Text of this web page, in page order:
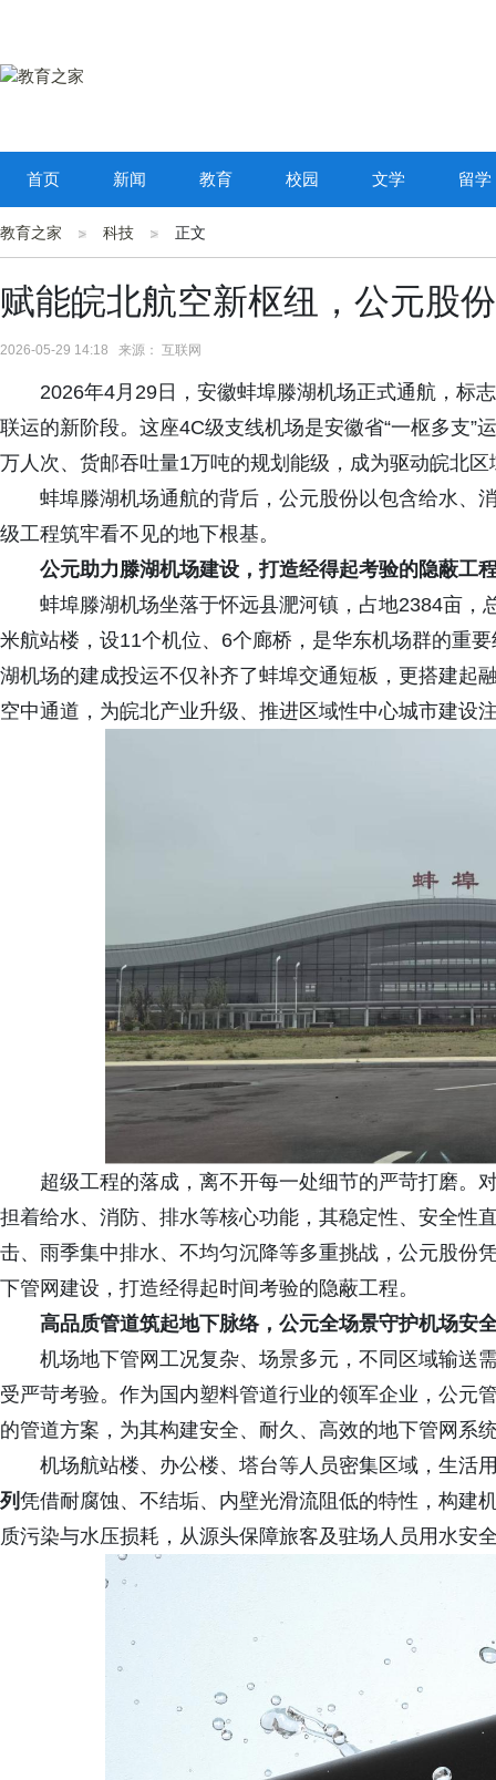
首页 新闻 教育 校园 文学 留学
教育之家 科技 正文
赋能皖北航空新枢纽，公元股
2026-05-29 14:18 来源： 互联网
2026年4月29日，安徽蚌埠滕湖机场正式通航，标
联运的新阶段。这座4C级支线机场是安徽省“一枢多支”
万人次、货邮吞吐量1万吨的规划能级，成为驱动皖北
蚌埠滕湖机场通航的背后，公元股份以包含给水、
级工程筑牢看不见的地下根基。
公元助力滕湖机场建设 ，打造经得起考验的隐蔽工
蚌埠滕湖机场坐落于怀远县淝河镇，占地2384亩
米航站楼，设11个机位、6个廊桥，是华东机场群的重
湖机场的建成投运不仅补齐了蚌埠交通短板，更搭建起
空中通道，为皖北产业升级、推进区域性中心城市建设
超级工程的落成，离不开每一处细节的严苛打磨。
担着给水、消防、排水等核心功能，其稳定性、安全性
击、雨季集中排水、不均匀沉降等多重挑战，公元股份
下管网建设，打造经得起时间考验的隐蔽工程。
高品质管道筑起地下脉络，公元全场景守护机场安
机场地下管网工况复杂、场景多元，不同区域输送
受严苛考验。作为国内塑料管道行业的领军企业，公元
的管道方案，为其构建安全、耐久、高效的地下管网系
机场航站楼、办公楼、塔台等人员密集区域，生活
列 凭借耐腐蚀、不结垢、内壁光滑流阻低的特性，构建
质污染与水压损耗，从源头保障旅客及驻场人员用水安